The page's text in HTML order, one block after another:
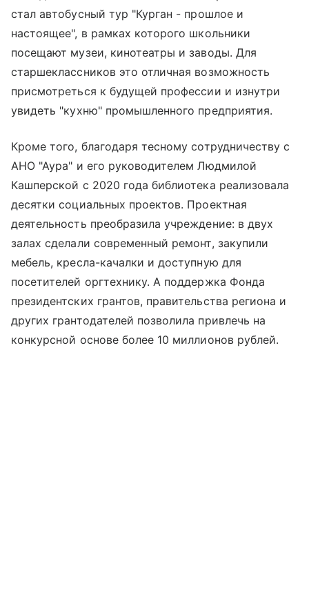
стал автобусный тур "Курган - прошлое и
настоящее", в рамках которого школьники
посещают музеи, кинотеатры и заводы. Для
старшеклассников это отличная возможность
присмотреться к будущей профессии и изнутри
увидеть "кухню" промышленного предприятия.
Кроме того, благодаря тесному сотрудничеству с
АНО "Аура" и его руководителем Людмилой
Кашперской с 2020 года библиотека реализовала
десятки социальных проектов. Проектная
деятельность преобразила учреждение: в двух
залах сделали современный ремонт, закупили
мебель, кресла-качалки и доступную для
посетителей оргтехнику. А поддержка Фонда
президентских грантов, правительства региона и
других грантодателей позволила привлечь на
конкурсной основе более 10 миллионов рублей.